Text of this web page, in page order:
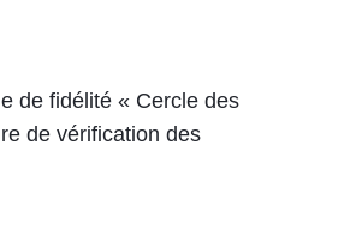
de fidélité « Cercle des
de vérification des